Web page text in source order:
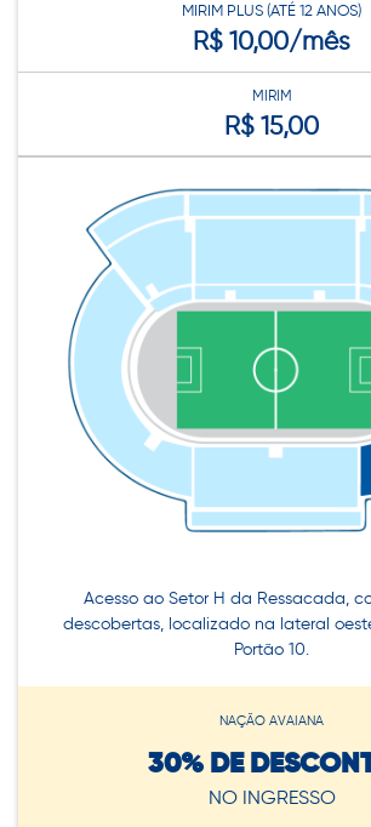
MIRIM PLUS (ATÉ 12 ANOS)
R$ 10,00/mês
MIRIM
R$ 15,00
Acesso ao Setor H da Ressacada,
descobertas, localizado na lateral
Portão 10.
NAÇÃO AVAIANA
30% DE
NO INGRESSO